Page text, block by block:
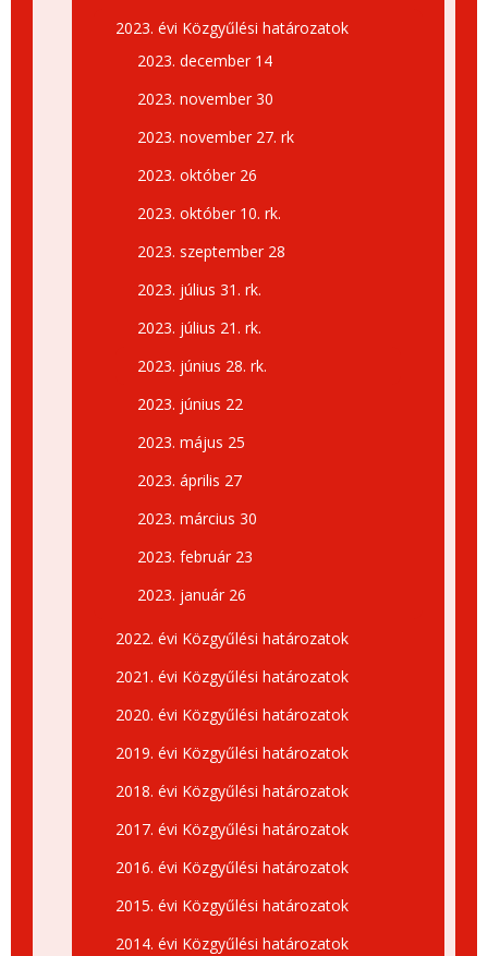
2023. évi Közgyűlési határozatok
2023. december 14
2023. november 30
2023. november 27. rk
2023. október 26
2023. október 10. rk.
2023. szeptember 28
2023. július 31. rk.
2023. július 21. rk.
2023. június 28. rk.
2023. június 22
2023. május 25
2023. április 27
2023. március 30
2023. február 23
2023. január 26
2022. évi Közgyűlési határozatok
2021. évi Közgyűlési határozatok
2020. évi Közgyűlési határozatok
2019. évi Közgyűlési határozatok
2018. évi Közgyűlési határozatok
2017. évi Közgyűlési határozatok
2016. évi Közgyűlési határozatok
2015. évi Közgyűlési határozatok
2014. évi Közgyűlési határozatok